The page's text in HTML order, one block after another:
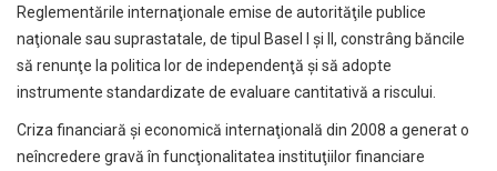
Reglementările internaţionale emise de autorităţile publice
naţionale sau suprastatale, de tipul Basel I şi II, constrâng băncile
să renunţe la politica lor de independenţă şi să adopte
instrumente standardizate de evaluare cantitativă a riscului.
Criza financiară şi economică internaţională din 2008 a generat o
neîncredere gravă în funcţionalitatea instituţiilor financiare